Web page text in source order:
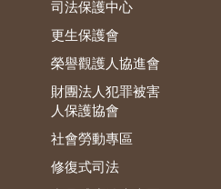
司法保護中心
更生保護會
榮譽觀護人協進會
財團法人犯罪被害
人保護協會
社會勞動專區
修復式司法